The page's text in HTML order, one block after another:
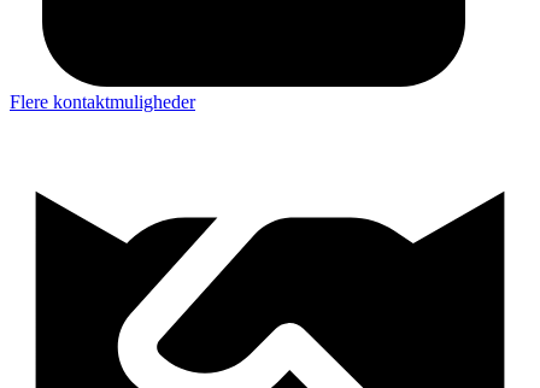
Flere kontaktmuligheder